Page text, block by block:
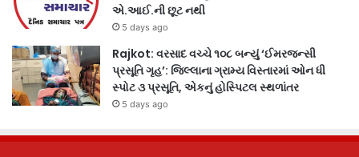
એ.આઈ.ની છૂટ નથી
5 days ago
Rajkot: વરસાદ વચ્ચે ૧૦૮ બન્યું ‘ઈમરજન્સી
પ્રસૂતિ ગૃહ’: જિલ્લાના ગ્રામ્ય વિસ્તારમાં ઓન ધી
સ્પોટ ૩ પ્રસૂતિ, એકનું હોસ્પિટલ સ્થળાંતર
5 days ago